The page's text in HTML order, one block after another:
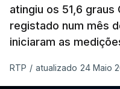
atingiu os 51,6 graus
registado num mês
iniciaram as
RTP / atualizado 24 Maio